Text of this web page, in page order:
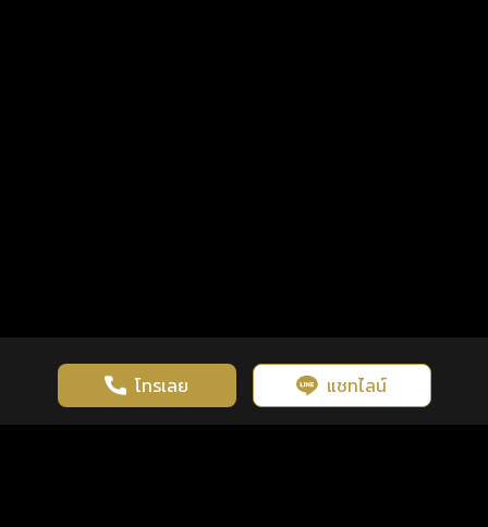
โทรเลย แชทไลน์
เว็บไซต์นี้มีการใช้งานคุกกี้ เพื่อเพิ่มประสิทธิภาพและประสบการณ์ที่ดี
ในการใช้งานเว็บไซต์ นโยบายความเป็นส่วนตัว
รู้ก่อน พร้อมกว่า ทุกจังหวะชีวิต คลิกดูดวงฟรี